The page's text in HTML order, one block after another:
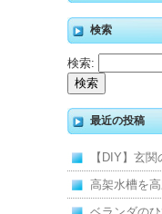
検索
検索:
最近の投稿
【DIY】玄
寒くて断熱
高架水槽を